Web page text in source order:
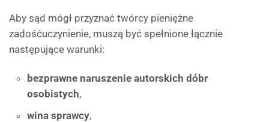
Aby sąd mógł przyznać twórcy pieniężne
zadośćuczynienie, muszą być spełnione łącznie
następujące warunki:
bezprawne naruszenie autorskich dóbr
osobistych,
wina sprawcy,